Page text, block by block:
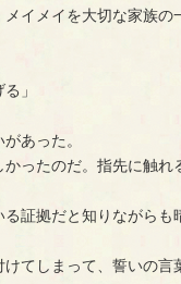
イメイを大切な家族の
」
あった。
ったのだ。指先に触れ
証拠だと知りながらも
てしまって、誓いの言